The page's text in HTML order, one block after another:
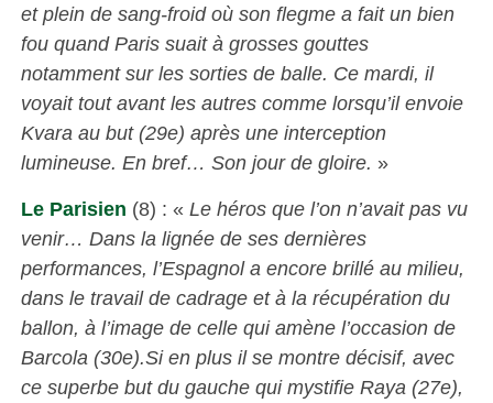
et plein de sang-froid où son flegme a fait un bien
fou quand Paris suait à grosses gouttes
notamment sur les sorties de balle. Ce mardi, il
voyait tout avant les autres comme lorsqu’il envoie
Kvara au but (29e) après une interception
lumineuse. En bref… Son jour de gloire. »
Le Parisien (8) : « Le héros que l’on n’avait pas vu
venir… Dans la lignée de ses dernières
performances, l’Espagnol a encore brillé au milieu,
dans le travail de cadrage et à la récupération du
ballon, à l’image de celle qui amène l’occasion de
Barcola (30e).Si en plus il se montre décisif, avec
ce superbe but du gauche qui mystifie Raya (27e),